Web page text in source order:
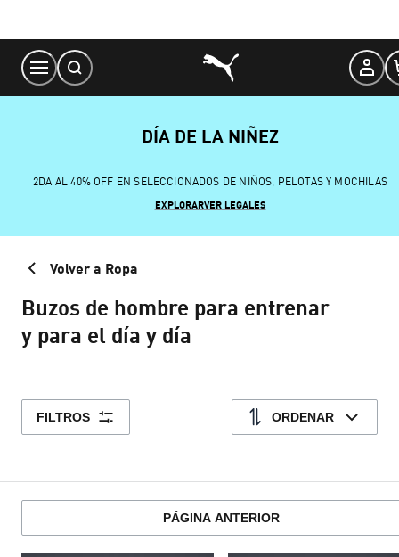
Content
DÍA DE LA NIÑEZ
2DA AL 40% OFF EN SELECCIONADOS DE NIÑOS, PELOTAS Y MOCHILAS
EXPLORARVER LEGALES
Volver a Ropa
Buzos de hombre para entrenar
y para el día y día
FILTROS ORDENAR
PÁGINA ANTERIOR